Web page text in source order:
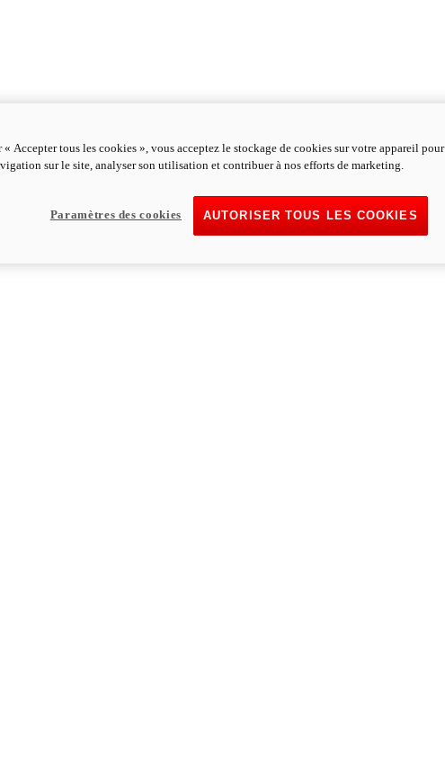
Accepter tous les cookies », vous acceptez le stockage de cookies sur votre appareil pour
sur le site, analyser son utilisation et contribuer à nos efforts de marketing.
AUTORISER TOUS LES COOKIES
Paramètres des cookies